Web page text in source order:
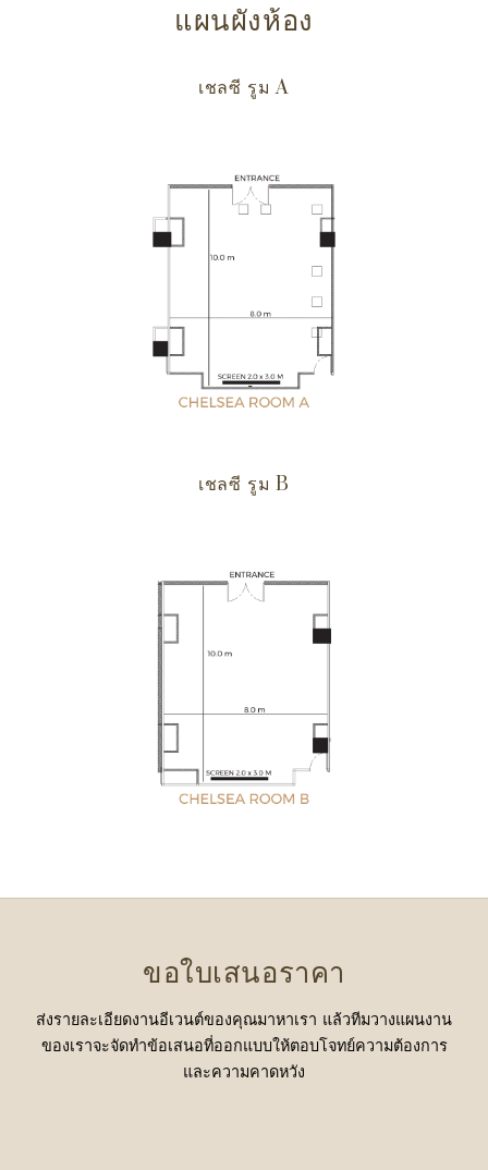
แผนผังห้อง
เชลซี รูม A
เชลซี รูม B
ขอใบเสนอราคา
ส่งรายละเอียดงานอีเวนต์ของคุณมาหาเรา แล้วทีมวางแผนงาน
ของเราจะจัดทำข้อเสนอที่ออกแบบให้ตอบโจทย์ความต้องการ
และความคาดหวัง